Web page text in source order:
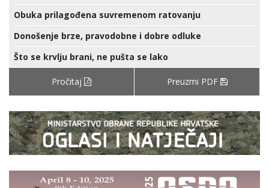
Obuka prilagođena suvremenom ratovanju
Donošenje brze, pravodobne i dobre odluke
Što se krvlju brani, ne pušta se lako
Pročitaj Preuzmi PDF